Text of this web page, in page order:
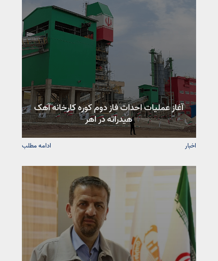
آغاز عملیات احداث فاز دوم کوره کارخانه آهک
هیدراته در اهر
اخبار ادامه مطلب